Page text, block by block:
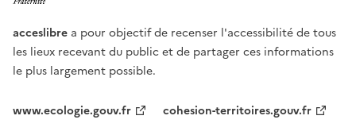
acceslibre a pour objectif de recenser l'accessibilité de tous
les lieux recevant du public et de partager ces informations
le plus largement possible.
www.ecologie.gouv.fr
cohesion-territoires.gouv.fr